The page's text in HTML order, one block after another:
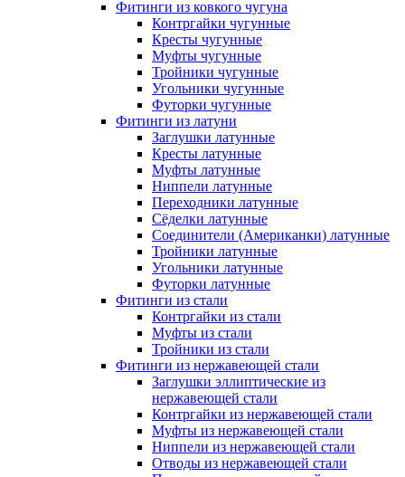
Фитинги из ковкого чугуна
Контргайки чугунные
Кресты чугунные
Муфты чугунные
Тройники чугунные
Угольники чугунные
Футорки чугунные
Фитинги из латуни
Заглушки латунные
Кресты латунные
Муфты латунные
Ниппели латунные
Переходники латунные
Сёделки латунные
Соединители (Американки) латунные
Тройники латунные
Угольники латунные
Футорки латунные
Фитинги из стали
Контргайки из стали
Муфты из стали
Тройники из стали
Фитинги из нержавеющей стали
Заглушки эллиптические из
нержавеющей стали
Контргайки из нержавеющей стали
Муфты из нержавеющей стали
Ниппели из нержавеющей стали
Отводы из нержавеющей стали